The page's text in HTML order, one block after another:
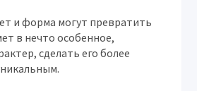
и форма могут превратить
в нечто особенное,
сделать его более